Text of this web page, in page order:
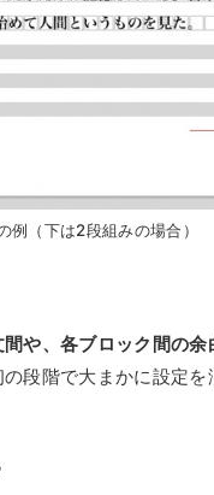
（下は2段組みの場合）
間や、各ブロック間の
段階で大まかに設定